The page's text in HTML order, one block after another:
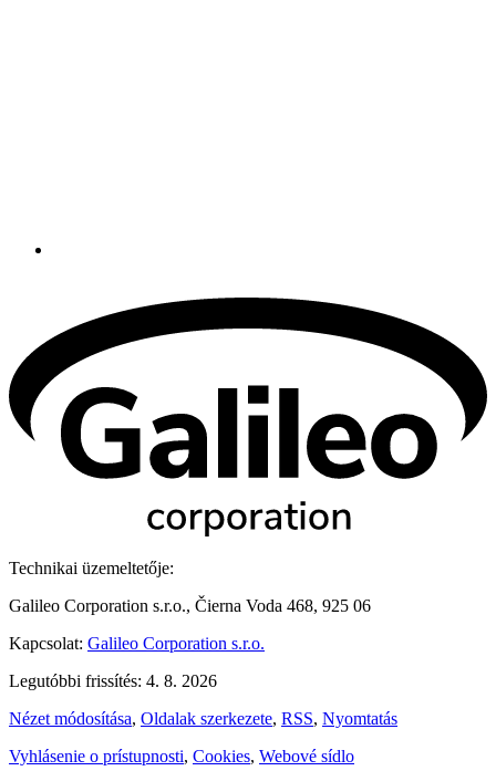
Technikai üzemeltetője:
Galileo Corporation s.r.o., Čierna Voda 468, 925 06
Kapcsolat: Galileo Corporation s.r.o.
Legutóbbi frissítés: 4. 8. 2026
Nézet módosítása, Oldalak szerkezete, RSS, Nyomtatás
Vyhlásenie o prístupnosti, Cookies, Webové sídlo